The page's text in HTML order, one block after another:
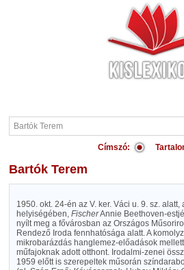
Címszó:
Bartók Terem
1950. okt. 24-én az V. ker. Váci u. 9. sz.
helyiségében, FischerAnnie Beethoven-
nyílt meg a fővárosban az Országos
Rendező Iroda fennhatósága alatt. A
mikrobarázdás hanglemez-előadások
műfajoknak adott otthont. Irodalmi-zenei
1959 előtt is szerepeltek műsorán